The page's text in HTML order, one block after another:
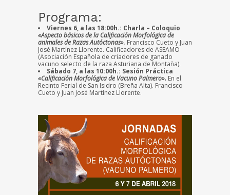
Programa:
Viernes 6, a las 18:00h.: Charla – Coloquio
«Aspecto básicos de la Calificación Morfológica de
animales de Razas Autóctonas». Francisco Cueto y Juan
José Martínez Llorente. Calificadores de ASEAMO
(Asociación Española de criadores de ganado
vacuno selecto de la raza Asturiana de Montaña).
Sábado 7, a las 10:00h.: Sesión Práctica
«Calificación Morfológica de Vacuno Palmero». En el
Recinto Ferial de San Isidro (Breña Alta). Francisco
Cueto y Juan José Martínez Llorente.